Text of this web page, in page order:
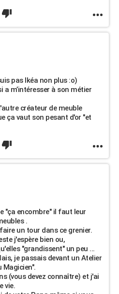
pas Ikéa non plus :o)
a m’intéresser à son métier
créateur de meuble
ça vaut son pesant d'or "et
"ça encombre" il faut leur
.
un tour dans ce grenier.
j'espère bien ou,
"grandissent" un peu ...
je passais devant un Atelier
Magicien".
(vous devez connaître) et j'ai
vie.